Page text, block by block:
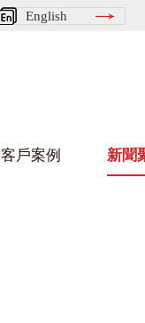
English
客戶案例 新聞